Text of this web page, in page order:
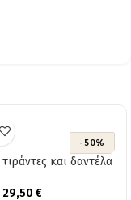
-50%
και δαντέλα
29,50 €